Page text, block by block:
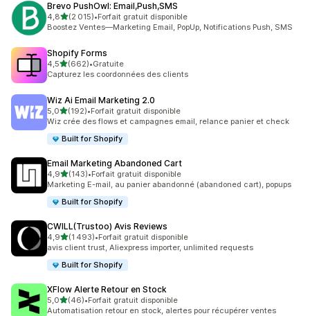
Brevo PushOwl: Email,Push,SMS
4,8étoile(s) sur 5
(2 015)
2015 avis au total
•Forfait gratuit disponible
Boostez Ventes—Marketing Email, PopUp, Notifications Push, SMS
Shopify Forms
4,5étoile(s) sur 5
(662)
662 avis au total
•Gratuite
Capturez les coordonnées des clients
Wiz Ai Email Marketing 2.0
5,0étoile(s) sur 5
(192)
192 avis au total
•Forfait gratuit disponible
Wiz crée des flows et campagnes email, relance panier et check
Built for Shopify
Email Marketing Abandoned Cart
4,9étoile(s) sur 5
(143)
143 avis au total
•Forfait gratuit disponible
Marketing E-mail, au panier abandonné (abandoned cart), popups
Built for Shopify
CWILL(Trustoo) Avis Reviews
4,9étoile(s) sur 5
(1 493)
1493 avis au total
•Forfait gratuit disponible
avis client trust, Aliexpress importer, unlimited requests
Built for Shopify
XFlow Alerte Retour en Stock
5,0étoile(s) sur 5
(46)
46 avis au total
•Forfait gratuit disponible
Automatisation retour en stock, alertes pour récupérer ventes